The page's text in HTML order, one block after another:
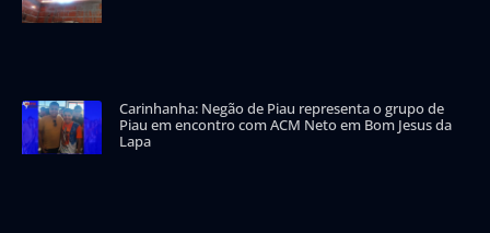
Carinhanha: Negão de Piau representa o grupo de
Piau em encontro com ACM Neto em Bom Jesus da
Lapa